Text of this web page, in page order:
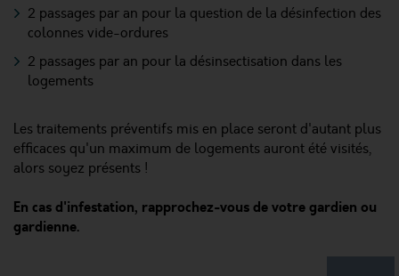
2 passages par an pour la question de la désinfection des
colonnes vide-ordures
2 passages par an pour la désinsectisation dans les
logements
Les traitements préventifs mis en place seront d'autant plus
efficaces qu'un maximum de logements auront été visités,
alors soyez présents !
En cas d'infestation, rapprochez-vous de votre gardien ou
gardienne.